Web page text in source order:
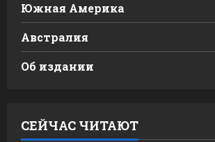
Южная Америка
Австралия
Об издании
СЕЙЧАС ЧИТАЮТ